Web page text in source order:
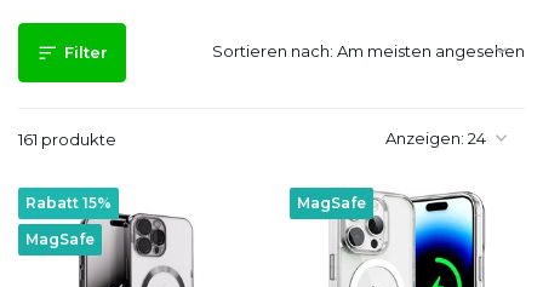
Filter
161 produkte Anzeigen:
Sortieren nach:
MagSafe
Rabatt 15% MagSafe